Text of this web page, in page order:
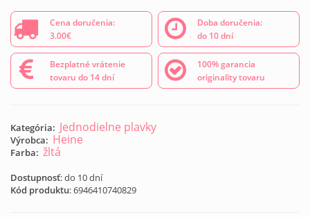
Cena doručenia:
3.00€
Doba doručenia:
do 10 dní
Bezplatné vrátenie
tovaru do 14 dní
100% garancia
originality tovaru
Kategória: Jednodielne plavky
Výrobca: Heine
Farba: žltá
Dostupnosť: do 10 dní
Kód produktu:6946410740829